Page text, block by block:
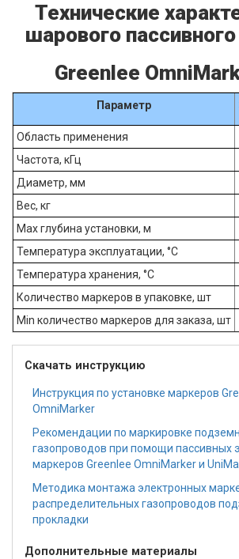
Технические
шарового
Greenlee
Параметр
Область применения
Частота, кГц
Диаметр, мм
Вес, кг
Мах глубина установки, м
Температура эксплуатации, °C
Температура хранения, °C
Количество маркеров в упаковке, шт
Мin количество маркеров для заказа, шт
Скачать инструкцию
Инструкция по установке маркеров
OmniMarker
Рекомендации по маркировке
газопроводов при помощи пассивных
маркеров Greenlee OmniMarker и
Методика монтажа электронных
распределительных газопроводов
прокладки
Дополнительные материалы